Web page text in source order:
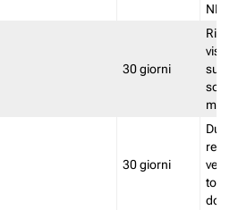
NL
30 giorni
visto
30 giorni
torna
dopo